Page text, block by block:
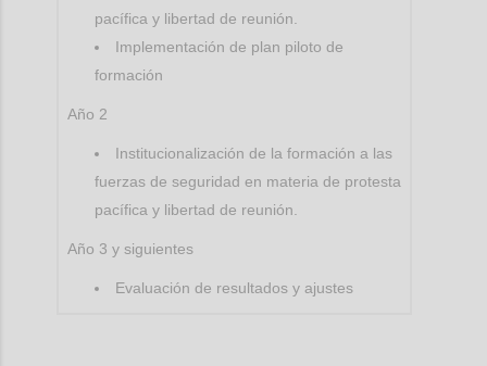
pacífica y libertad de reunión.
Implementación de plan piloto de
formación
Año 2
Institucionalización de la formación a las
fuerzas de seguridad en materia de protesta
pacífica y libertad de reunión.
Año 3 y siguientes
Evaluación de resultados y ajustes